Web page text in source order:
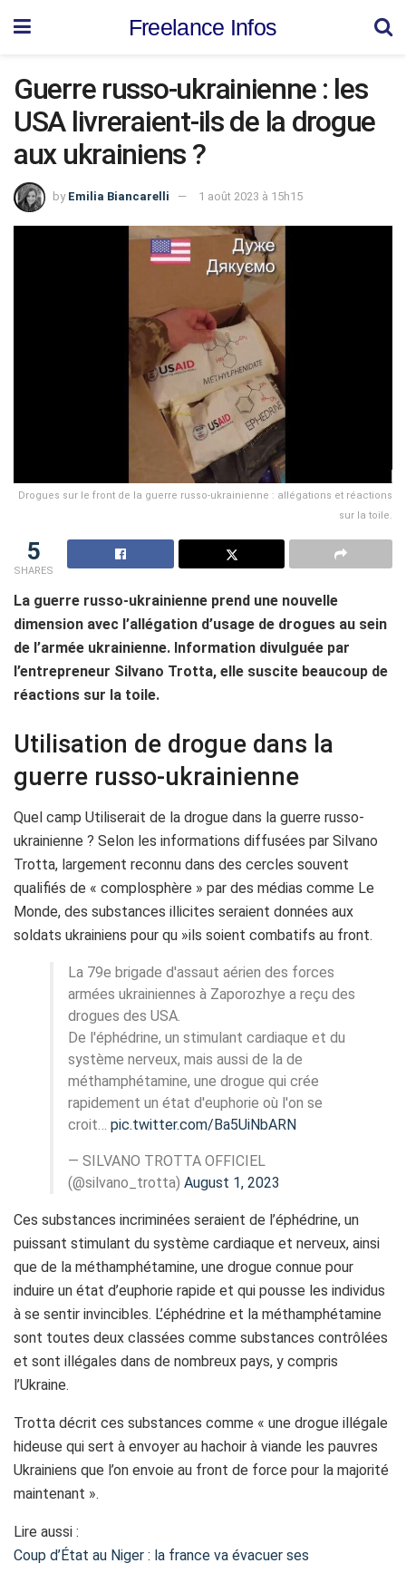
Freelance Infos
Guerre russo-ukrainienne : les
USA livreraient-ils de la drogue
aux ukrainiens ?
by Emilia Biancarelli 1 août 2023 à 15h15
Drogues sur le front de la guerre russo-ukrainienne : allégations et réactions
sur la toile.
5
SHARES
La guerre russo-ukrainienne prend une nouvelle
dimension avec l’allégation d’usage de drogues au sein
de l’armée ukrainienne. Information divulguée par
l’entrepreneur Silvano Trotta, elle suscite beaucoup de
réactions sur la toile.
Utilisation de drogue dans la
guerre russo-ukrainienne
Quel camp Utiliserait de la drogue dans la guerre russo-
ukrainienne ? Selon les informations diffusées par Silvano
Trotta, largement reconnu dans des cercles souvent
qualifiés de « complosphère » par des médias comme Le
Monde, des substances illicites seraient données aux
soldats ukrainiens pour qu »ils soient combatifs au front.
La 79e brigade d'assaut aérien des forces
armées ukrainiennes à Zaporozhye a reçu des
drogues des USA.
De l'éphédrine, un stimulant cardiaque et du
système nerveux, mais aussi de la de
méthamphétamine, une drogue qui crée
rapidement un état d'euphorie où l'on se
croit… pic.twitter.com/Ba5UiNbARN
— SILVANO TROTTA OFFICIEL
(@silvano_trotta) August 1, 2023
Ces substances incriminées seraient de l’éphédrine, un
puissant stimulant du système cardiaque et nerveux, ainsi
que de la méthamphétamine, une drogue connue pour
induire un état d’euphorie rapide et qui pousse les individus
à se sentir invincibles. L’éphédrine et la méthamphétamine
sont toutes deux classées comme substances contrôlées
et sont illégales dans de nombreux pays, y compris
l’Ukraine.
Trotta décrit ces substances comme « une drogue illégale
hideuse qui sert à envoyer au hachoir à viande les pauvres
Ukrainiens que l’on envoie au front de force pour la majorité
maintenant ».
Lire aussi :
Coup d’État au Niger : la france va évacuer ses